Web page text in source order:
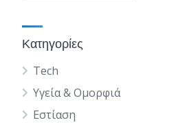
Κατηγορίες
Tech
Υγεία & Ομορφιά
Εστίαση